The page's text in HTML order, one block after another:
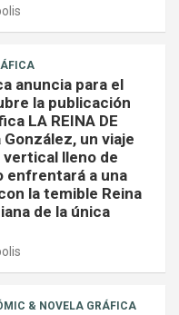
anuncia para el
la publicación
LA REINA DE
González, un viaje
lleno de
enfrentará a una
la temible Reina
de la única
& NOVELA GRÁFICA